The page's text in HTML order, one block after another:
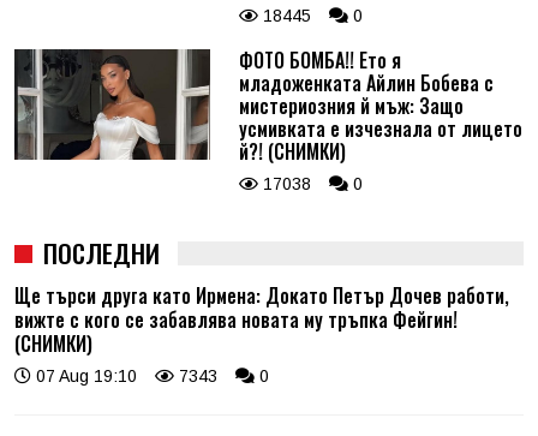
18445 0
ФОТО БОМБА!! Ето я
младоженката Айлин Бобева с
мистериозния й мъж: Защо
усмивката е изчезнала от лицето
й?! (СНИМКИ)
17038 0
ПОСЛЕДНИ
Ще търси друга като Ирмена: Докато Петър Дочев работи,
вижте с кого се забавлява новата му тръпка Фейгин!
(СНИМКИ)
07 Aug 19:10 7343 0